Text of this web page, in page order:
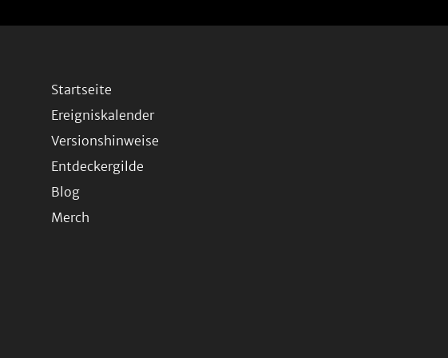
Startseite
Ereigniskalender
Versionshinweise
Entdeckergilde
Blog
Merch